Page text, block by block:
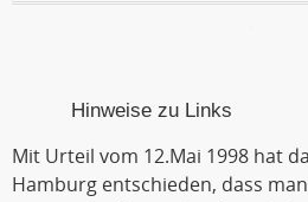
Hinweise zu Links
Mit Urteil vom 12.Mai 1998 hat
Hamburg entschieden, dass